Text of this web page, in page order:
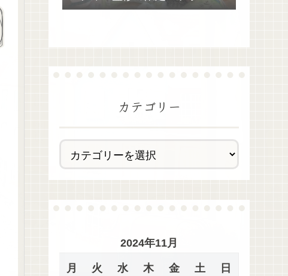
去最多全28種類が絶品過ぎた！
カテゴリー
2024年11月
月 火 水 木 金 土 日